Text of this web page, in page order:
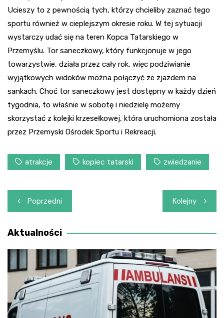
Ucieszy to z pewnością tych, którzy chcieliby zaznać tego
sportu również w cieplejszym okresie roku. W tej sytuacji
wystarczy udać się na teren Kopca Tatarskiego w
Przemyślu. Tor saneczkowy, który funkcjonuje w jego
towarzystwie, działa przez cały rok, więc podziwianie
wyjątkowych widoków można połączyć ze zjazdem na
sankach. Choć tor saneczkowy jest dostępny w każdy dzień
tygodnia, to właśnie w sobotę i niedzielę możemy
skorzystać z kolejki krzesełkowej, która uruchomiona została
przez Przemyski Ośrodek Sportu i Rekreacji.
atrakcje kopiec tatarski zwiedzanie
Nawigacja
wpisu
Poprzedni Kolejny
Aktualności